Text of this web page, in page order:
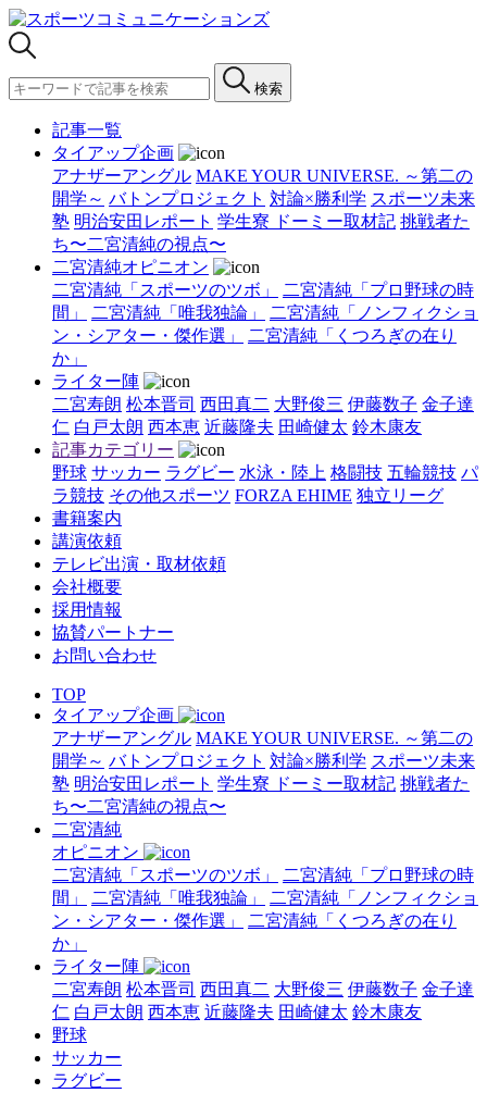
検索
記事一覧
タイアップ企画
アナザーアングル MAKE YOUR UNIVERSE. ～第二の
開学～ バトンプロジェクト 対論×勝利学 スポーツ未来
塾 明治安田レポート 学生寮 ドーミー取材記 挑戦者た
ち〜二宮清純の視点〜
二宮清純オピニオン
二宮清純「スポーツのツボ」
二宮清純「プロ野球の時
間」
二宮清純「唯我独論」
二宮清純「ノンフィクショ
ン・シアター・傑作選」
二宮清純「くつろぎの在り
か」
ライター陣
二宮寿朗 松本晋司 西田真二 大野俊三 伊藤数子 金子達
仁 白戸太朗 西本恵 近藤隆夫 田崎健太 鈴木康友
記事カテゴリー
野球 サッカー ラグビー 水泳・陸上 格闘技 五輪競技 パ
ラ競技 その他スポーツ FORZA EHIME 独立リーグ
書籍案内
講演依頼
テレビ出演・取材依頼
会社概要
採用情報
協賛パートナー
お問い合わせ
TOP
タイアップ企画
アナザーアングル MAKE YOUR UNIVERSE. ～第二の
開学～ バトンプロジェクト 対論×勝利学 スポーツ未来
塾 明治安田レポート 学生寮 ドーミー取材記 挑戦者た
ち〜二宮清純の視点〜
二宮清純
オピニオン
二宮清純「スポーツのツボ」
二宮清純「プロ野球の時
間」
二宮清純「唯我独論」
二宮清純「ノンフィクショ
ン・シアター・傑作選」
二宮清純「くつろぎの在り
か」
ライター陣
二宮寿朗 松本晋司 西田真二 大野俊三 伊藤数子 金子達
仁 白戸太朗 西本恵 近藤隆夫 田崎健太 鈴木康友
野球
サッカー
ラグビー